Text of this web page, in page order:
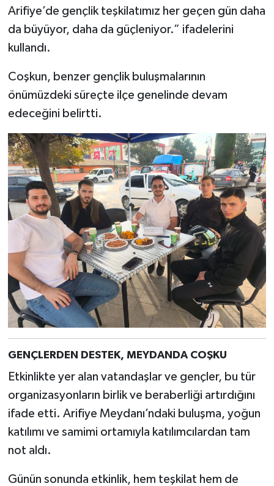
Arifiye’de gençlik teşkilatımız her geçen gün daha
da büyüyor, daha da güçleniyor.” ifadelerini
kullandı.
Coşkun, benzer gençlik buluşmalarının
önümüzdeki süreçte ilçe genelinde devam
edeceğini belirtti.
GENÇLERDEN DESTEK, MEYDANDA COŞKU
Etkinlikte yer alan vatandaşlar ve gençler, bu tür
organizasyonların birlik ve beraberliği artırdığını
ifade etti. Arifiye Meydanı’ndaki buluşma, yoğun
katılımı ve samimi ortamıyla katılımcılardan tam
not aldı.
Günün sonunda etkinlik, hem teşkilat hem de